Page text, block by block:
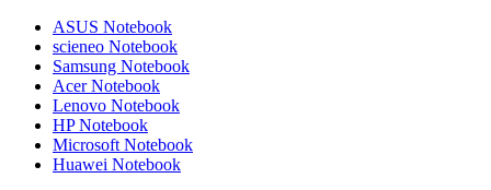
ASUS Notebook
scieneo Notebook
Samsung Notebook
Acer Notebook
Lenovo Notebook
HP Notebook
Microsoft Notebook
Huawei Notebook